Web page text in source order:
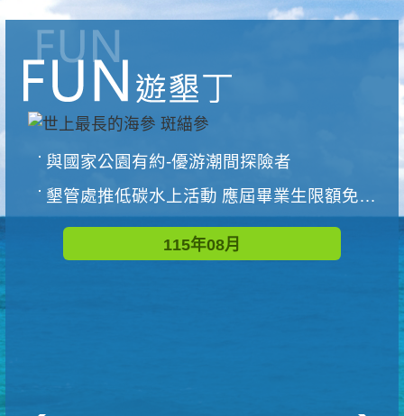
與國家公園有約-優游潮間探險者
墾管處推低碳水上活動 應屆畢業生限額免費參加
115年08月